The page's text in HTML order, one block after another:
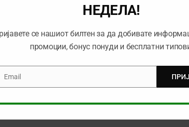
НЕДЕЛА!
се нашиот билтен за да добивате
промоции, бонус понуди и бесплатни
Email